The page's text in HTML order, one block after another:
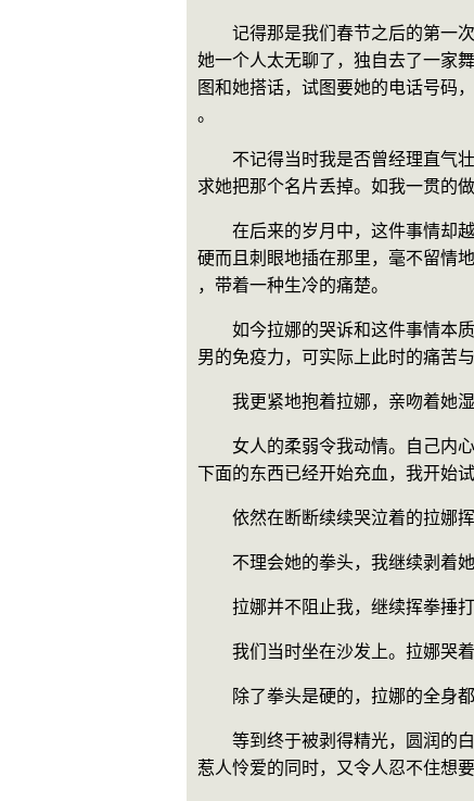
记得那是我们春节之后的第一次
她一个人太无聊了，独自去了一家
图和她搭话，试图要她的电话号码
。
不记得当时我是否曾经理直气壮
求她把那个名片丢掉。如我一贯的
在后来的岁月中，这件事情却越
硬而且刺眼地插在那里，毫不留情
，带着一种生冷的痛楚。
如今拉娜的哭诉和这件事情本质
男的免疫力，可实际上此时的痛苦
我更紧地抱着拉娜，亲吻着她湿
女人的柔弱令我动情。自己内心
下面的东西已经开始充血，我开始
依然在断断续续哭泣着的拉娜挥
不理会她的拳头，我继续剥着她
拉娜并不阻止我，继续挥拳捶打
我们当时坐在沙发上。拉娜哭着
除了拳头是硬的，拉娜的全身都
等到终于被剥得精光，圆润的白
惹人怜爱的同时，又令人忍不住想